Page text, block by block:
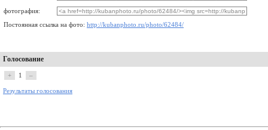
фотография:
Постоянная ссылка на фото: http://kubanphoto.ru/photo/62484/
Голосование
+ 1 –
Результаты голосования